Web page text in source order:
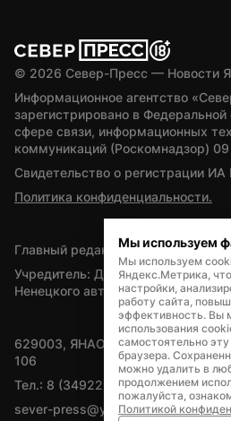
© 2026 Север-Пресс — Новости
Информационное агентство
зарегистрировано в
сфере связи, информационных
коммуникаций (Роскомнадзор)
Свидетельство о регистрации
Политика конфиденциальности.
Главный редактор — А.Л. Поздеев
Учредитель: Департамент
Ненецкого автономного округа
629003, ЯНАО, Салехард, мкр.
106
Тел.: 8 (34922) 71262
sever-press@yamal-media.ru
Мы используем
Мы используем
Яндекс.Метрика,
настройки,
работу сайта,
эффективность. Вы
использования
самостоятельно
браузера.
можно удалить в
продолжением
пожалуйста,
Политикой